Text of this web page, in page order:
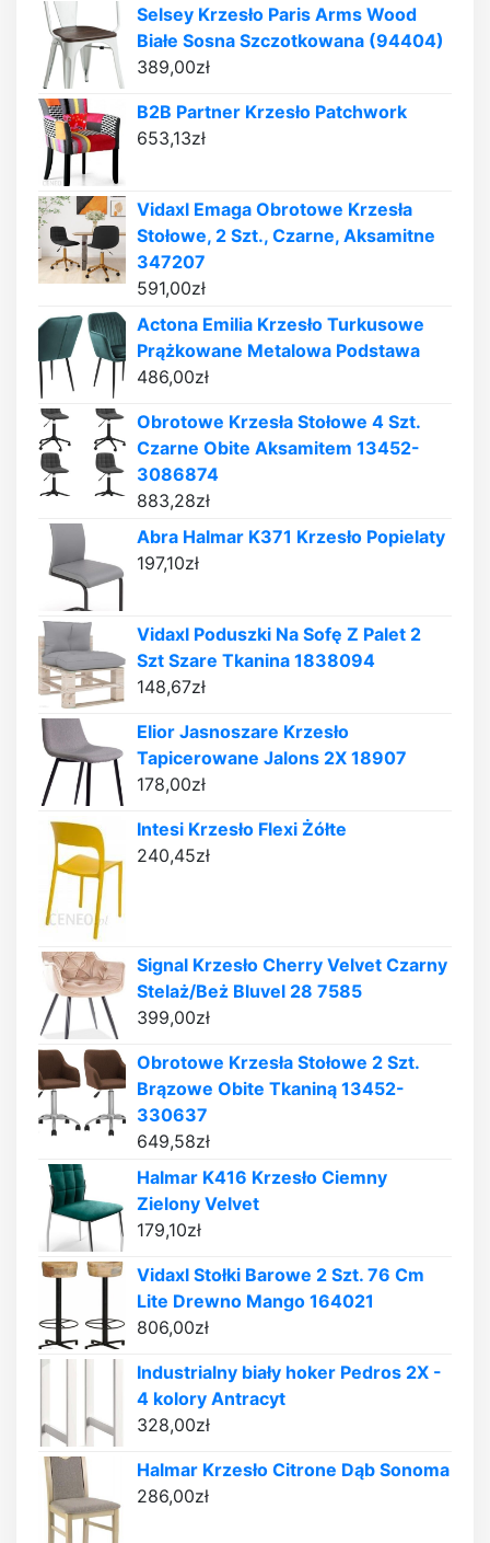
Selsey Krzesło Paris Arms Wood
Białe Sosna Szczotkowana (94404)
389,00zł
B2B Partner Krzesło Patchwork
653,13zł
Vidaxl Emaga Obrotowe Krzesła
Stołowe, 2 Szt., Czarne, Aksamitne
347207
591,00zł
Actona Emilia Krzesło Turkusowe
Prążkowane Metalowa Podstawa
486,00zł
Obrotowe Krzesła Stołowe 4 Szt.
Czarne Obite Aksamitem 13452-
3086874
883,28zł
Abra Halmar K371 Krzesło Popielaty
197,10zł
Vidaxl Poduszki Na Sofę Z Palet 2
Szt Szare Tkanina 1838094
148,67zł
Elior Jasnoszare Krzesło
Tapicerowane Jalons 2X 18907
178,00zł
Intesi Krzesło Flexi Żółte
240,45zł
Signal Krzesło Cherry Velvet Czarny
Stelaż/Beż Bluvel 28 7585
399,00zł
Obrotowe Krzesła Stołowe 2 Szt.
Brązowe Obite Tkaniną 13452-
330637
649,58zł
Halmar K416 Krzesło Ciemny
Zielony Velvet
179,10zł
Vidaxl Stołki Barowe 2 Szt. 76 Cm
Lite Drewno Mango 164021
806,00zł
Industrialny biały hoker Pedros 2X -
4 kolory Antracyt
328,00zł
Halmar Krzesło Citrone Dąb Sonoma
286,00zł